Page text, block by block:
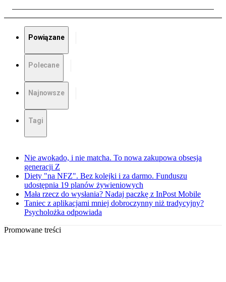
Powiązane
Polecane
Najnowsze
Tagi
Nie awokado, i nie matcha. To nowa zakupowa obsesja
generacji Z
Diety "na NFZ". Bez kolejki i za darmo. Funduszu
udostępnia 19 planów żywieniowych
Mała rzecz do wysłania? Nadaj paczkę z InPost Mobile
Taniec z aplikacjami mniej dobroczynny niż tradycyjny?
Psycholożka odpowiada
Promowane treści